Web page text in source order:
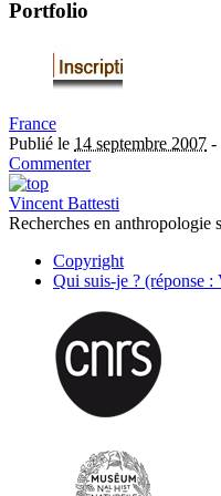
Portfolio
France
Publié le 14 septembre 2007 -
Commenter
Vincent Battesti
Recherches en anthropologie
Copyright
Qui suis-je ? (réponse :